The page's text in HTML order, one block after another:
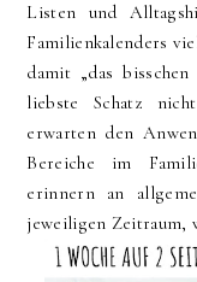
Listen und
Familienkalenders
damit „das
liebste Schatz
erwarten den
Bereiche im
erinnern an
jeweiligen Zeitraum,